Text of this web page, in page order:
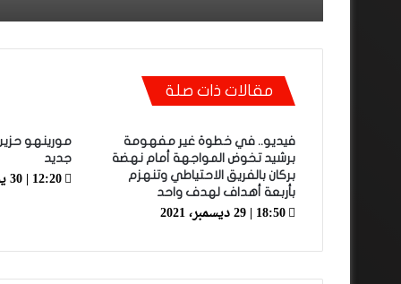
مقالات ذات صلة
فيديو.. في خطوة غير مفهومة
برشيد تخوض المواجهة أمام نهضة
بركان بالفريق الاحتياطي وتنهزم
بأربعة أهداف لهدف واحد
18:50 | 29 ديسمبر، 2021
مورينهو
جديد
12:20 | 30 يوليو، 2019